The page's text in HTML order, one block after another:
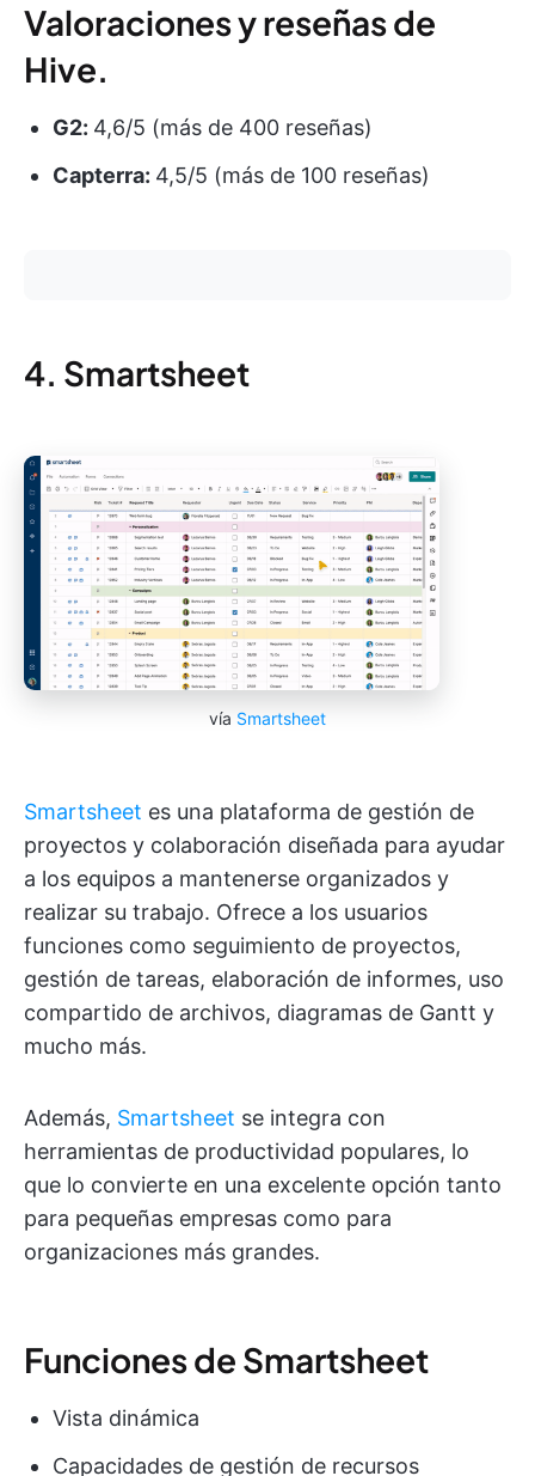
Valoraciones y reseñas de
Hive.
G2: 4,6/5 (más de 400 reseñas)
Capterra: 4,5/5 (más de 100 reseñas)
4. Smartsheet
vía Smartsheet
Smartsheet es una plataforma de gestión de
proyectos y colaboración diseñada para ayudar
a los equipos a mantenerse organizados y
realizar su trabajo. Ofrece a los usuarios
funciones como seguimiento de proyectos,
gestión de tareas, elaboración de informes, uso
compartido de archivos, diagramas de Gantt y
mucho más.
Además, Smartsheet se integra con
herramientas de productividad populares, lo
que lo convierte en una excelente opción tanto
para pequeñas empresas como para
organizaciones más grandes.
Funciones de Smartsheet
Vista dinámica
Capacidades de gestión de recursos